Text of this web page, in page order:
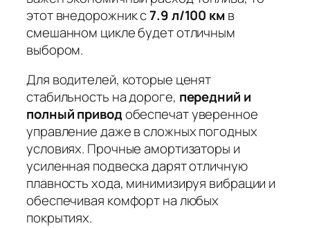
этот внедорожник с7.9 л/100 кмв
смешанном цикле будет отличным
выбором.
Для водителей, которые ценят
стабильность на дороге, передний и
полный приводобеспечат уверенное
управление даже в сложных погодных
условиях. Прочные амортизаторы и
усиленная подвеска дарят отличную
плавность хода, минимизируя вибрации и
обеспечивая комфорт на любых
покрытиях.